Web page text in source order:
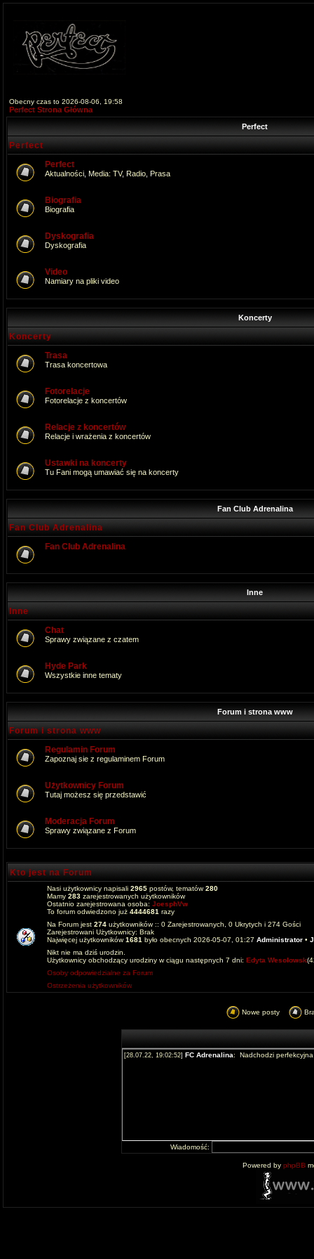
Obecny czas to 2026-08-06, 19:58
Perfect Strona Główna
Perfect
Perfect
Perfect
Aktualności, Media: TV, Radio, Prasa
Biografia
Biografia
Dyskografia
Dyskografia
Video
Namiary na pliki video
Koncerty
Koncerty
Trasa
Trasa koncertowa
Fotorelacje
Fotorelacje z koncertów
Relacje z koncertów
Relacje i wrażenia z koncertów
Ustawki na koncerty
Tu Fani mogą umawiać się na koncerty
Fan Club Adrenalina
Fan Club Adrenalina
Fan Club Adrenalina
Inne
Inne
Chat
Sprawy związane z czatem
Hyde Park
Wszystkie inne tematy
Forum i strona www
Forum i strona www
Regulamin Forum
Zapoznaj sie z regulaminem Forum
Użytkownicy Forum
Tutaj możesz się przedstawić
Moderacja Forum
Sprawy związane z Forum
Kto jest na Forum
Nasi użytkownicy napisali 2965 postów, tematów280
Mamy 283 zarejestrowanych użytkowników
Ostatnio zarejestrowana osoba: JoesphVw
To forum odwiedzono już 4444681 razy
Na Forum jest 274 użytkowników :: 0 Zarejestrowanych, 0 Ukrytych i 274 Gości
Zarejestrowani Użytkownicy: Brak
Najwięcej użytkowników1681 było obecnych 2026-05-07, 01:27 Administrator •
Nikt nie ma dziś urodzin.
Użytkownicy obchodzący urodziny w ciągu następnych 7 dni: Edyta Wesolowsk
Osoby odpowiedzialne za Forum
Ostrzeżenia użytkowników
Nowe posty
Wiadomość:
Powered by phpBB